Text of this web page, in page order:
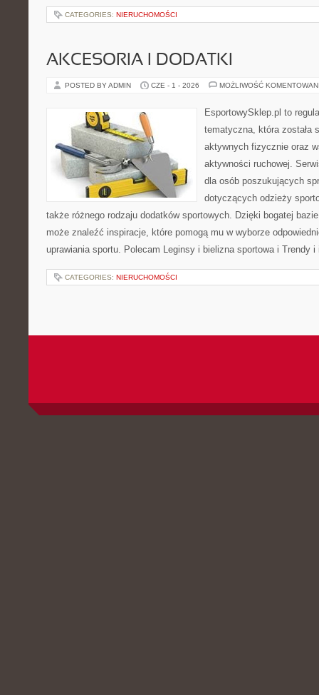
CATEGORIES: NIERUCHOMOŚCI
AKCESORIA I DODATKI
POSTED BY ADMIN CZE - 1 - 2026 MOŻLIWOŚĆ
EsportowySklep.pl to
tematyczna, która została
aktywnych fizycznie oraz
aktywności ruchowej.
dla osób poszukujących
dotyczących odzieży
także różnego rodzaju dodatków sportowych. Dzięki bogatej
może znaleźć inspiracje, które pomogą mu w wyborze
uprawiania sportu. Polecam Leginsy i bielizna sportowa i Trendy
CATEGORIES: NIERUCHOMOŚCI